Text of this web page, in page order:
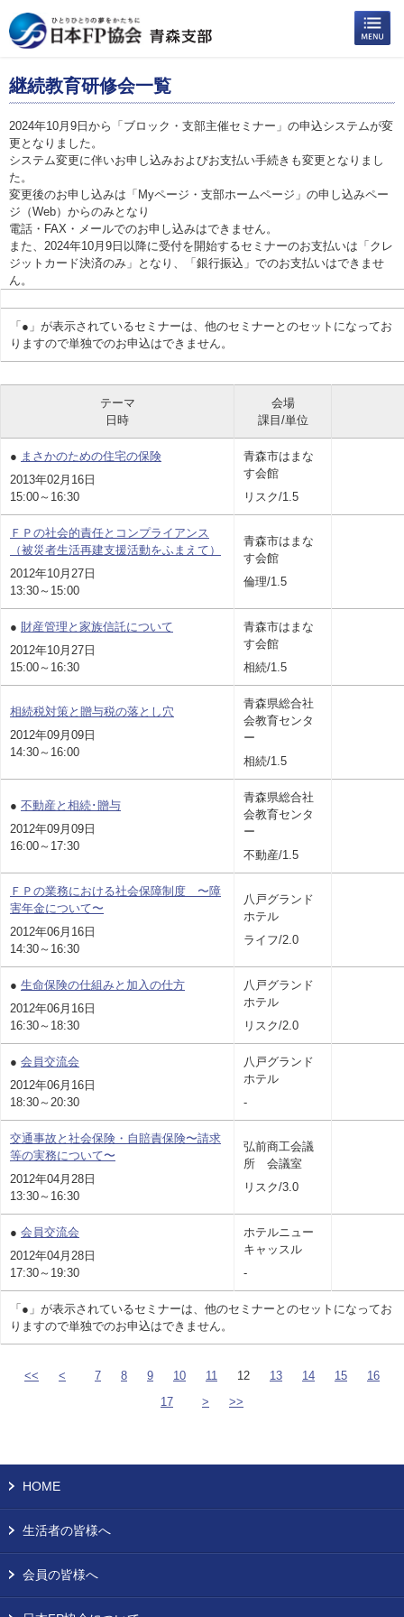
継続教育研修会一覧
2024年10月9日から「ブロック・支部主催セミナー」の申込システムが変
更となりました。
システム変更に伴いお申し込みおよびお支払い手続きも変更となりまし
た。
変更後のお申し込みは「Myページ・支部ホームページ」の申し込みペー
ジ（Web）からのみとなり
電話・FAX・メールでのお申し込みはできません。
また、2024年10月9日以降に受付を開始するセミナーのお支払いは「クレ
ジットカード決済のみ」となり、「銀行振込」でのお支払いはできませ
ん。
「●」が表示されているセミナーは、他のセミナーとのセットになってお
りますので単独でのお申込はできません。
「●」が表示されているセミナーは、他のセミナーとのセットになってお
りますので単独でのお申込はできません。
テーマ
日時
会場
課目/単位
● まさかのための住宅の保険
2013年02月16日
15:00～16:30
青森市はまな
す会館
リスク/1.5
ＦＰの社会的責任とコンプライアンス
（被災者生活再建支援活動をふまえて）
2012年10月27日
13:30～15:00
青森市はまな
す会館
倫理/1.5
● 財産管理と家族信託について
2012年10月27日
15:00～16:30
青森市はまな
す会館
相続/1.5
相続税対策と贈与税の落とし穴
2012年09月09日
14:30～16:00
青森県総合社
会教育センタ
ー
相続/1.5
● 不動産と相続･贈与
2012年09月09日
16:00～17:30
青森県総合社
会教育センタ
ー
不動産/1.5
ＦＰの業務における社会保障制度 〜障
害年金について〜
2012年06月16日
14:30～16:30
八戸グランド
ホテル
ライフ/2.0
● 生命保険の仕組みと加入の仕方
2012年06月16日
16:30～18:30
八戸グランド
ホテル
リスク/2.0
● 会員交流会
2012年06月16日
18:30～20:30
八戸グランド
ホテル
-
交通事故と社会保険・自賠責保険〜請求
等の実務について〜
2012年04月28日
13:30～16:30
弘前商工会議
所 会議室
リスク/3.0
● 会員交流会
2012年04月28日
17:30～19:30
ホテルニュー
キャッスル
-
<< < 7 8 9 10 11 12 13 14 15
16
17
> >>
HOME
生活者の皆様へ
会員の皆様へ